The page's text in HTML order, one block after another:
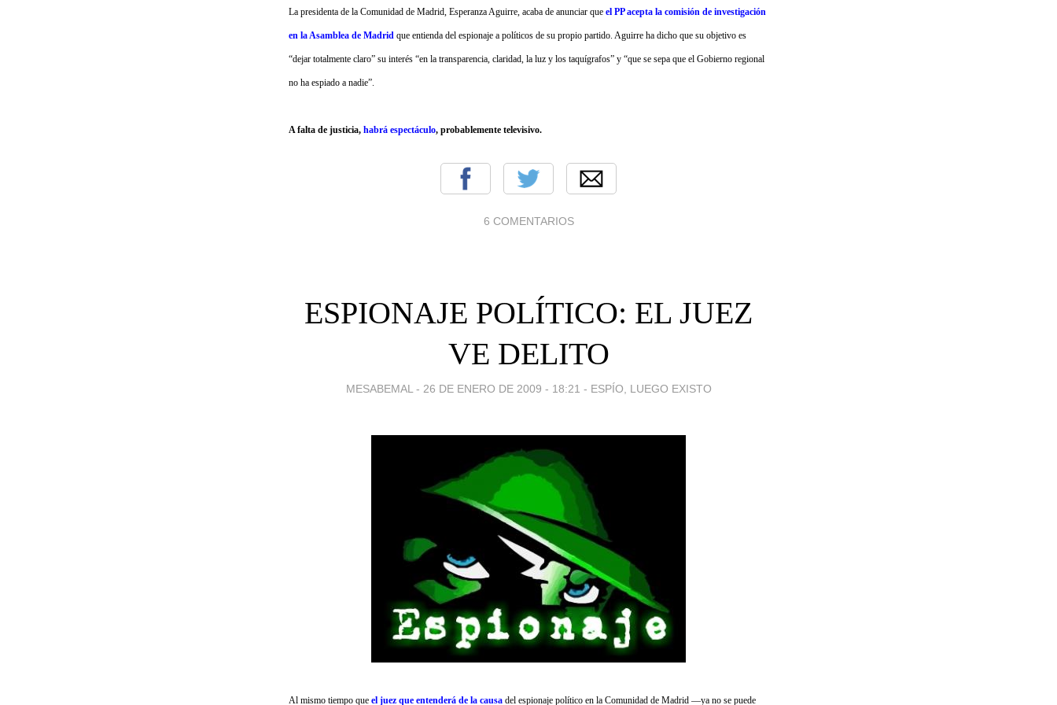
La presidenta de la Comunidad de Madrid, Esperanza Aguirre, acaba de anunciar que el PP acepta la comisión de investigación
en la Asamblea de Madrid que entienda del espionaje a políticos de su propio partido. Aguirre ha dicho que su objetivo es
“dejar totalmente claro” su interés “en la transparencia, claridad, la luz y los taquígrafos” y “que se sepa que el Gobierno regional
no ha espiado a nadie”.
A falta de justicia, habrá espectáculo, probablemente televisivo.
6 COMENTARIOS
ESPIONAJE POLÍTICO: EL JUEZ
VE DELITO
MESABEMAL - 26 DE ENERO DE 2009 - 18:21 - ESPÍO, LUEGO EXISTO
Al mismo tiempo que el juez que entenderá de la causa del espionaje político en la Comunidad de Madrid —ya no se puede